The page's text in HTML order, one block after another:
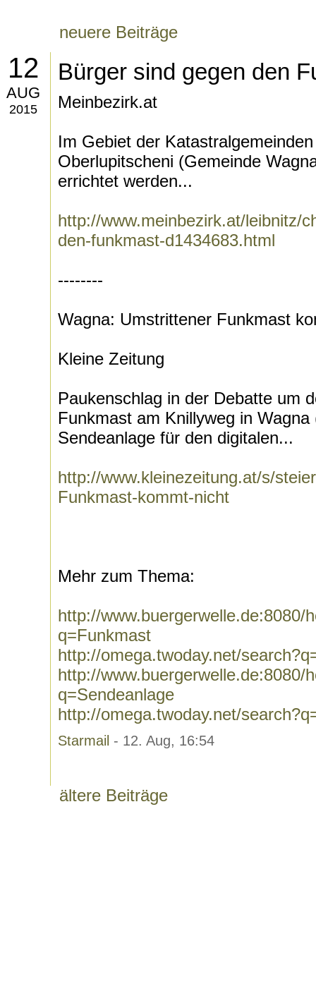
neuere Beiträge
12
AUG
2015
Bürger sind gegen den
Meinbezirk.at
Im Gebiet der
Oberlupitscheni (Gemeinde
errichtet werden...
http://www.meinbezirk.at/leibnitz/
den-funkmast-d1434683.html
--------
Wagna: Umstrittener Funkmast
Kleine Zeitung
Paukenschlag in der Debatte um
Funkmast am Knillyweg in
Sendeanlage für den digitalen...
http://www.kleinezeitung.at/s/
Funkmast-kommt-nicht
Mehr zum Thema:
http://www.buergerwelle.de:8080/
q=Funkmast
http://omega.twoday.net/
http://www.buergerwelle.de:8080/
q=Sendeanlage
http://omega.twoday.net/
Starmail - 12. Aug, 16:54
ältere Beiträge